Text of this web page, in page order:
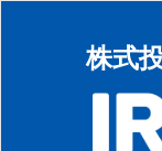
株式